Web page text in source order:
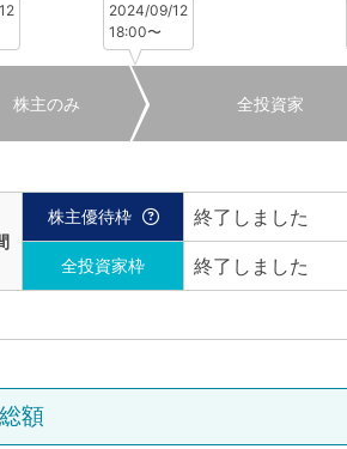
2024/09/12
18:00〜
株主のみ 全投資家
株主優待枠 終了しました
全投資家枠 終了しました
額